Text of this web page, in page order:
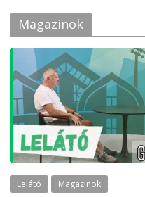
Magazinok
Lelátó Magazinok